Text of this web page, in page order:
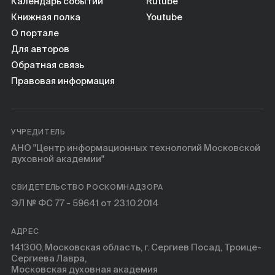
Книжная полка
О портале
Для авторов
Обратная связь
Правовая информация
Youtube
УЧРЕДИТЕЛЬ
АНО "Центр информационных технологий Московской
духовной академии"
СВИДЕТЕЛЬСТВО РОСКОМНАДЗОРА
ЭЛ № ФС 77 - 59641 от 23.10.2014
АДРЕС
141300, Московская область, г. Сергиев Посад, Троице-
Сергиева Лавра,
Московская духовная академия